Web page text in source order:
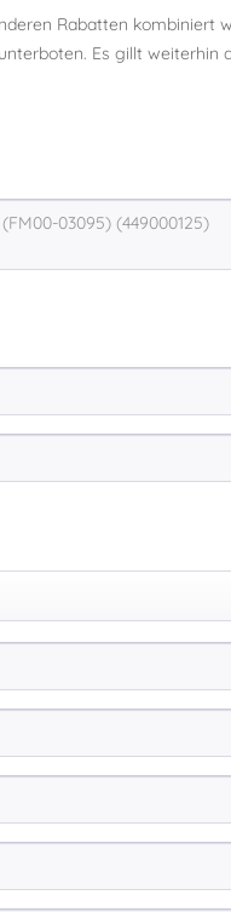
Rabatten kombiniert
Es gillt weiterhin